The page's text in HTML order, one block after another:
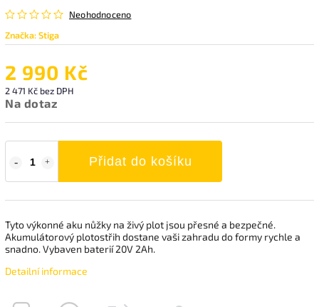
Neohodnoceno
Značka:Stiga
2 990 Kč
2 471 Kč bez DPH
Na dotaz
Přidat do košíku
Tyto výkonné aku nůžky na živý plot jsou přesné a bezpečné.
Akumulátorový plotostřih dostane vaši zahradu do formy rychle a
snadno. Vybaven baterií 20V 2Ah.
Detailní informace